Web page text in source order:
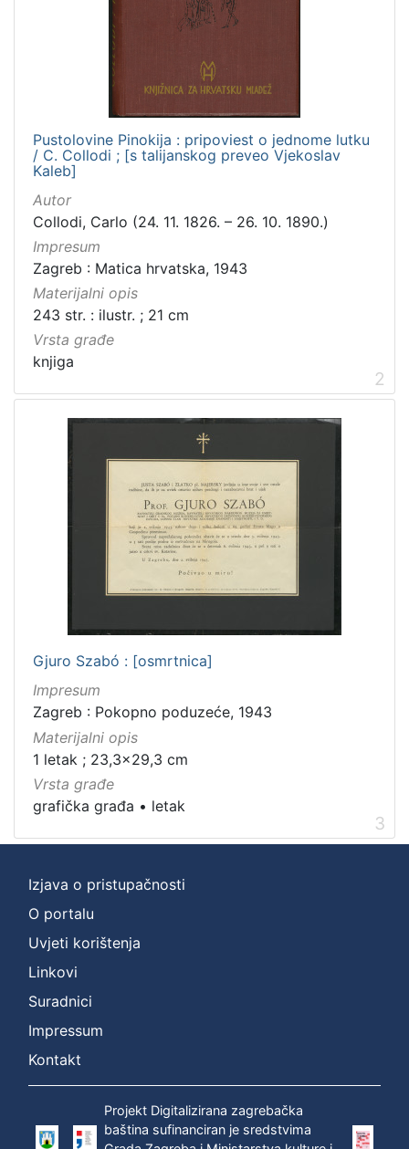
Pustolovine Pinokija : pripoviest o jednome lutku
/ C. Collodi ; [s talijanskog preveo Vjekoslav
Kaleb]
Autor
Collodi, Carlo (24. 11. 1826. – 26. 10. 1890.)
Impresum
Zagreb : Matica hrvatska, 1943
Materijalni opis
243 str. : ilustr. ; 21 cm
Vrsta građe
knjiga
2
Gjuro Szabó : [osmrtnica]
Impresum
Zagreb : Pokopno poduzeće, 1943
Materijalni opis
1 letak ; 23,3x29,3 cm
Vrsta građe
grafička građa • letak
3
Izjava o pristupačnosti
O portalu
Uvjeti korištenja
Linkovi
Suradnici
Impressum
Kontakt
Projekt Digitalizirana zagrebačka
baština sufinanciran je sredstvima